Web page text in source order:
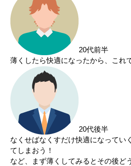
20代前半
薄くしたら快適になったから、これ
20代後半
なくせばなくすだけ快適になってい
てしまおう！
など、まず薄くしてみるとその後ど